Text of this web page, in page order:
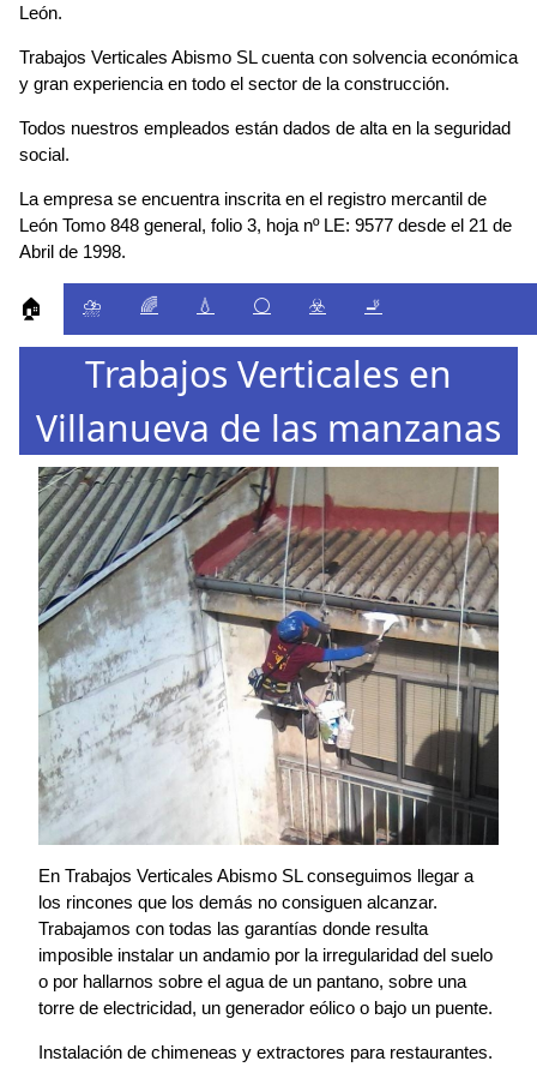
León.
Trabajos Verticales Abismo SL cuenta con solvencia económica
y gran experiencia en todo el sector de la construcción.
Todos nuestros empleados están dados de alta en la seguridad
social.
La empresa se encuentra inscrita en el registro mercantil de
León Tomo 848 general, folio 3, hoja nº LE: 9577 desde el 21 de
Abril de 1998.
🏠 ⛈️ 🌈 💧 ⚪ ☣️ 🚬
Trabajos Verticales en
Villanueva de las manzanas
En Trabajos Verticales Abismo SL conseguimos llegar a
los rincones que los demás no consiguen alcanzar.
Trabajamos con todas las garantías donde resulta
imposible instalar un andamio por la irregularidad del suelo
o por hallarnos sobre el agua de un pantano, sobre una
torre de electricidad, un generador eólico o bajo un puente.
Instalación de chimeneas y extractores para restaurantes.